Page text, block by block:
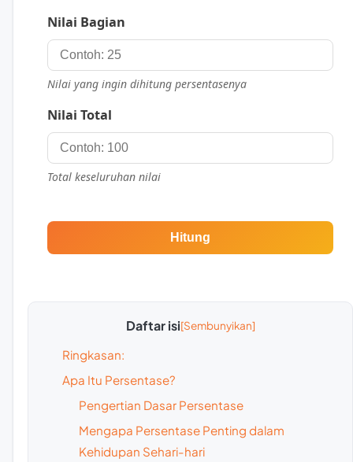
Nilai Bagian
Nilai yang ingin dihitung persentasenya
Nilai Total
Total keseluruhan nilai
Hitung
Daftar isi
Ringkasan:
Apa Itu Persentase?
Pengertian Dasar Persentase
Mengapa Persentase Penting dalam
Kehidupan Sehari-hari